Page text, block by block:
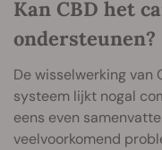
Kan CBD het
ondersteunen?
De wisselwerking van
systeem lijkt nogal
eens even
veelvoorkomend